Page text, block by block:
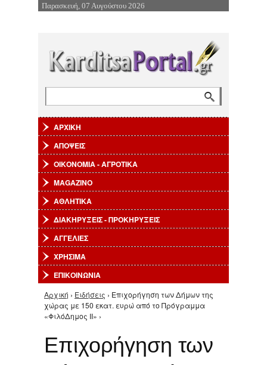
Επιστροφή στην Πλοήγηση
Παρασκευή, 07 Αυγούστου 2026
ΑΡΧΙΚΗ
ΑΠΟΨΕΙΣ
ΟΙΚΟΝΟΜΙΑ - ΑΓΡΟΤΙΚΑ
MAGAZINO
ΑΘΛΗΤΙΚΑ
ΔΙΑΚΗΡΥΞΕΙΣ - ΠΡΟΚΗΡΥΞΕΙΣ
ΑΓΓΕΛΙΕΣ
ΧΡΗΣΙΜΑ
ΕΠΙΚΟΙΝΩΝΙΑ
Είστε εδώ
Αρχική › Ειδήσεις › Επιχορήγηση των Δήμων της
χώρας με 150 εκατ. ευρώ από το Πρόγραμμα
«ΦιλόΔημος ΙΙ» ›
Επιχορήγηση των